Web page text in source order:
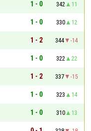
1 - 0 342
11
1 - 0 330
12
1 - 2 344
-14
1 - 0 322
22
1 - 2 337
-15
1 - 0 323
14
1 - 0 310
13